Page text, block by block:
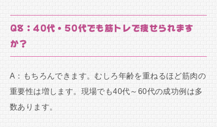
Q8：40代・50代でも筋トレで痩せられます
か？
A：もちろんできます。むしろ年齢を重ねるほど筋肉の
重要性は増します。現場でも40代～60代の成功例は多
数あります。